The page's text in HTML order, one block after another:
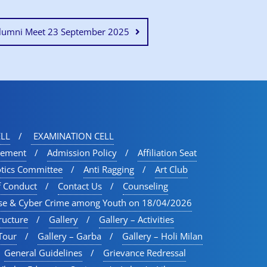
Meet 23 September 2025
EXAMINATION CELL
Admission Policy
Affiliation Seat
Committee
Anti Ragging
Art Club
Conduct
Contact Us
Counseling
& Cyber Crime among Youth on 18/04/2026
Gallery
Gallery – Activities
Gallery – Garba
Gallery – Holi Milan​
General Guidelines
Grievance Redressal